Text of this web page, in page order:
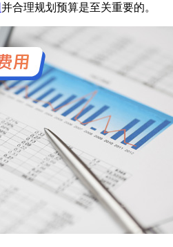
并合理规划预算是至关重要的。